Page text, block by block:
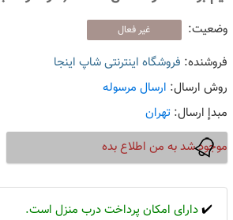
وضعیت: غیر فعال
فروشنده: فروشگاه اینترنتی شاپ اینجا
روش ارسال: ارسال مرسوله
مبدإ ارسال: تهران
موجود شد به من اطلاع بده
✔️دارای امکان پرداخت درب منزل است.